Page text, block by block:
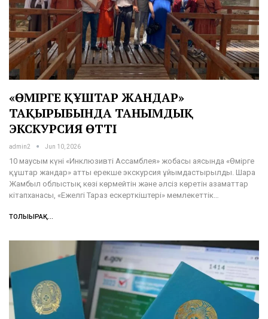
«ӨМІРГЕ ҚҰШТАР ЖАНДАР»
ТАҚЫРЫБЫНДА ТАНЫМДЫҚ
ЭКСКУРСИЯ ӨТТІ
admin2 Jun 10, 2026
10 маусым күні «Инклюзивті Ассамблея» жобасы аясында «Өмірге
құштар жандар» атты ерекше экскурсия ұйымдастырылды. Шара
Жамбыл облыстық көзі көрмейтін және әлсіз көретін азаматтар
кітапханасы, «Ежелгі Тараз ескерткіштері» мемлекеттік…
ТОЛЫҒЫРАҚ...